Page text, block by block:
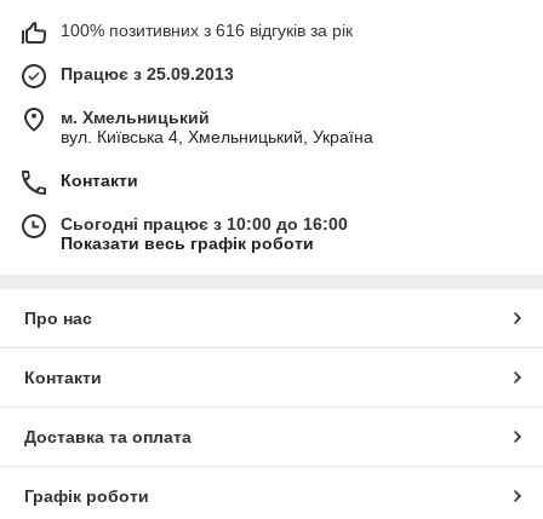
100% позитивних з 616 відгуків за рік
Працює з 25.09.2013
м. Хмельницький
вул. Київська 4, Хмельницький, Україна
Контакти
Сьогодні працює з 10:00 до 16:00
Показати весь графік роботи
Про нас
Контакти
Доставка та оплата
Графік роботи